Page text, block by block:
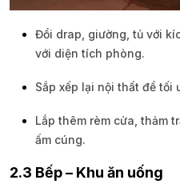
Đổi drap, giường, tủ với
với diện tích phòng.
Sắp xếp lại nội thất để
Lắp thêm rèm cửa, thảm
ấm cúng.
2.3 Bếp – Khu ăn uống